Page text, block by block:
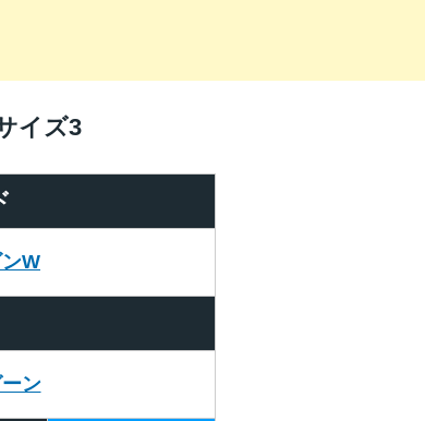
W
イズ3
ン